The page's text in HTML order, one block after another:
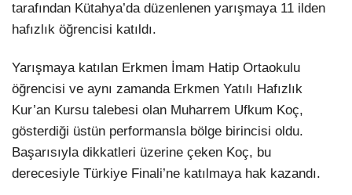
tarafından Kütahya’da düzenlenen yarışmaya 11 ilden
hafızlık öğrencisi katıldı.
Yarışmaya katılan Erkmen İmam Hatip Ortaokulu
öğrencisi ve aynı zamanda Erkmen Yatılı Hafızlık
Kur’an Kursu talebesi olan Muharrem Ufkum Koç,
gösterdiği üstün performansla bölge birincisi oldu.
Başarısıyla dikkatleri üzerine çeken Koç, bu
derecesiyle Türkiye Finali’ne katılmaya hak kazandı.